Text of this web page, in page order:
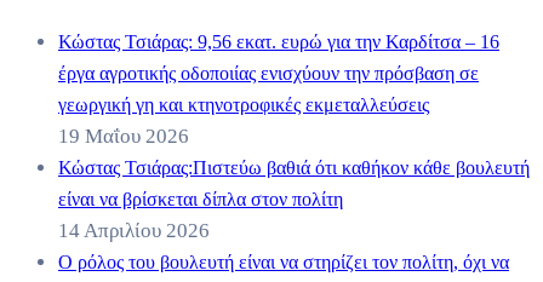
Κώστας Τσιάρας: 9,56 εκατ. ευρώ για την Καρδίτσα – 16
έργα αγροτικής οδοποιίας ενισχύουν την πρόσβαση σε
γεωργική γη και κτηνοτροφικές εκμεταλλεύσεις
19 Μαΐου 2026
Κώστας Τσιάρας:Πιστεύω βαθιά ότι καθήκον κάθε βουλευτή
είναι να βρίσκεται δίπλα στον πολίτη
14 Απριλίου 2026
Ο ρόλος του βουλευτή είναι να στηρίζει τον πολίτη, όχι να